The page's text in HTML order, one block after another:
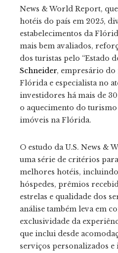
News & World Report,
hotéis do país em 2025,
estabelecimentos da
mais bem avaliados,
dos turistas pelo “Estado
Schneider, empresário
Flórida e especialista no
investidores há mais de
o aquecimento do
imóveis na Flórida.
O estudo da U.S. News &
uma série de critérios
melhores hotéis,
hóspedes, prêmios
estrelas e qualidade dos
análise também leva em
exclusividade da
que inclui desde
serviços personalizados